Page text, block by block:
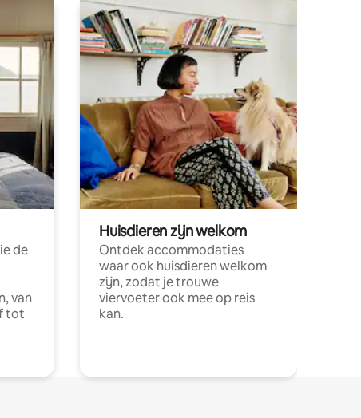
de
van
tot
Huisdieren zijn welkom
Ontdek accommodaties
waar ook huisdieren welkom
zijn, zodat je trouwe
viervoeter ook mee op reis
kan.